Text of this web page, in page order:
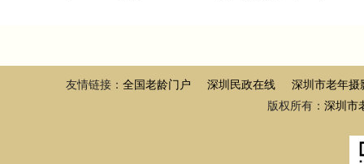
友情链接： 全国老龄门户 深圳民政在线
深圳市老年摄
版权所有： 深圳市